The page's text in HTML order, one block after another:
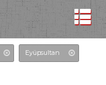
Eyüpsultan